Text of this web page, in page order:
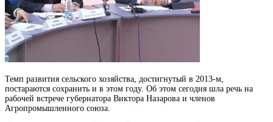
Темп развития сельского хозяйства, достигнутый в 2013-м,
постараются сохранить и в этом году. Об этом сегодня шла речь на
рабочей встрече губернатора Виктора Назарова и членов
Агропромышленного союза.